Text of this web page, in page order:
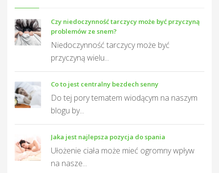
Czy niedoczynność tarczycy może być przyczyną
problemów ze snem?
Niedoczynność tarczycy może być
przyczyną wielu...
Co to jest centralny bezdech senny
Do tej pory tematem wiodącym na naszym
blogu by...
Jaka jest najlepsza pozycja do spania
Ułożenie ciała może mieć ogromny wpływ
na nasze...